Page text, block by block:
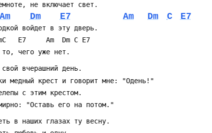
не включает свет.
Am Dm E7 Am Dm C E7
войдет в эту дверь.
E7     Am  Dm C E7
то, чего уже нет.
вчерашний день.
медный крест и говорит мне: "Одень!"
с этим крестом.
"Оставь его на потом."
в наших глазах ту весну.